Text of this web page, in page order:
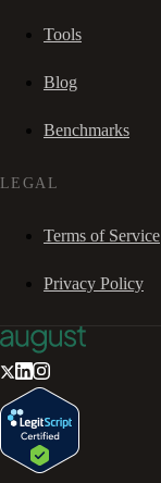
Tools
Blog
Benchmarks
LEGAL
Terms of Service
Privacy Policy